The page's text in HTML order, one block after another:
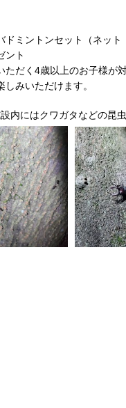
ドミントンセット（ネッ
ゼント
だく4歳以上のお子様が
みいただけます。
内にはクワガタなどの昆